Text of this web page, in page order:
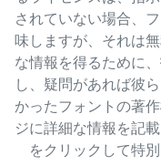
されていない場合、
味しますが、それは
な情報を得るために
し、疑問があれば彼
かったフォントの著
ジに詳細な情報を記
をクリックして特